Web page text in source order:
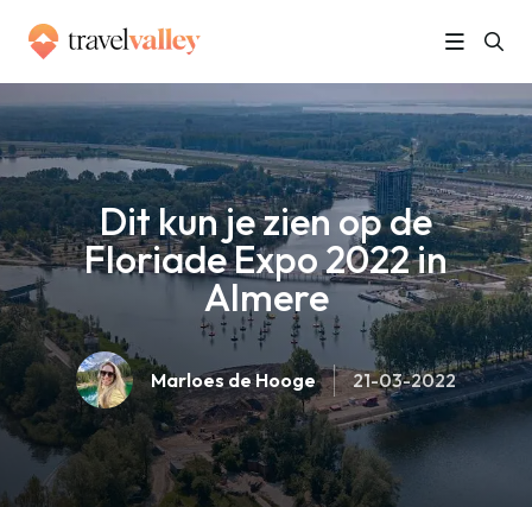
Dit kun je zien op de
Floriade Expo 2022 in
Almere
Marloes de Hooge 21-03-2022